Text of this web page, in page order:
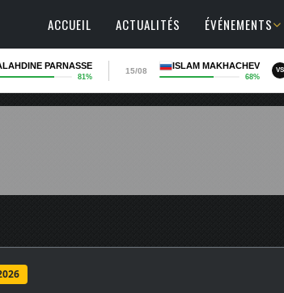
ACCUEIL ACTUALITÉS ÉVÉNEMENTS
PARNASSE
81%
15/08
ISLAM MAKHACHEV
68%
VS